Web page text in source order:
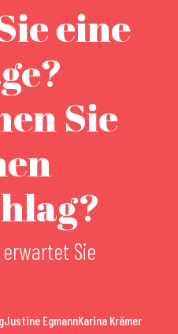
eine
Sie
Sie
Justine EgmannKarina Krämer